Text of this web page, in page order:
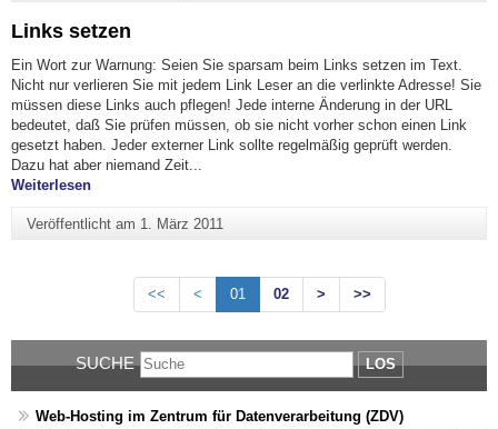
Links setzen
Ein Wort zur Warnung: Seien Sie sparsam beim Links setzen im Text.
Nicht nur verlieren Sie mit jedem Link Leser an die verlinkte Adresse! Sie
müssen diese Links auch pflegen! Jede interne Änderung in der URL
bedeutet, daß Sie prüfen müssen, ob sie nicht vorher schon einen Link
gesetzt haben. Jeder externer Link sollte regelmäßig geprüft werden.
Dazu hat aber niemand Zeit...
Weiterlesen"Links setzen"
Veröffentlicht am 1. März 2011
<< < 01 02 > >>
SUCHE LOS
Web-Hosting im Zentrum für Datenverarbeitung (ZDV)